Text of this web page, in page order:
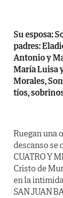
Su esposa:
padres:
Antonio y
María Luisa
Morales,
tíos,
Ruegan una
descanso se
CUATRO Y
Cristo de
en la
SAN JUAN